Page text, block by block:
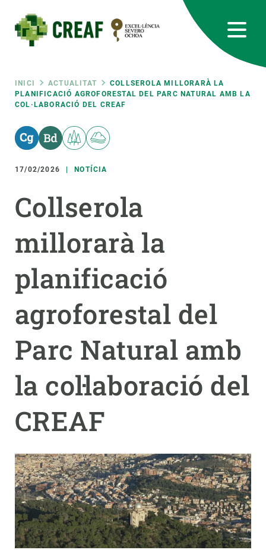
contingut
Fil
d'ariadna
INICI ACTUALITAT
COLLSEROLA MILLORARÀ LA
PLANIFICACIÓ AGROFORESTAL DEL PARC NATURAL AMB LA
COL·LABORACIÓ DEL CREAF
17/02/2026 NOTÍCIA
Collserola
millorarà la
planificació
agroforestal del
Parc Natural amb
la col·laboració del
CREAF
RRSS
Featured
responsive
Responsive
menu
RECERCA
CIÈNCIA EN ACCIÓ
PARTICIPA
NOTÍCIES I AGENDA